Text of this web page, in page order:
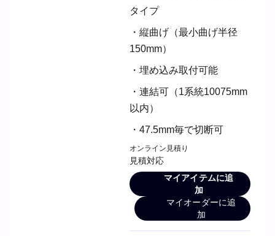
タイプ
・縦曲げ（最小曲げ半径
150mm）
・埋め込み取付可能
・連結可（1系統10075mm
以内）
・47.5mm毎で切断可
オンライン見積り
見積対応
マイアイテムに追
加
マイオーダーに追
加